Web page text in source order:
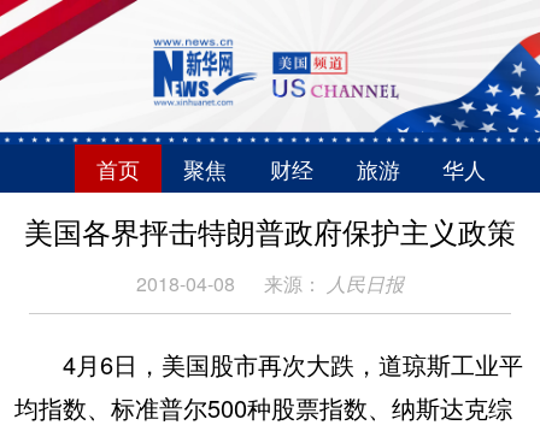
首页 聚焦 财经 旅游 华人
美国各界抨击特朗普政府保护主义政策
2018-04-08 来源： 人民日报
4月6日，美国股市再次大跌，道琼斯工业平
均指数、标准普尔500种股票指数、纳斯达克综